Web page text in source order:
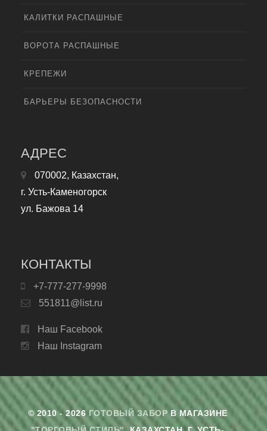
КАЛИТКИ РАСПАШНЫЕ
ВОРОТА РАСПАШНЫЕ
КРЕПЕЖИ
БАРЬЕРЫ БЕЗОПАСНОСТИ
АДРЕС
070002, Казахстан,
г. Усть-Каменогорск
ул. Бажова 14
КОНТАКТЫ
+7-777-277-9998
551811@list.ru
Наш Facebook
Наш Instagram
© 2010 - 2026 ГОТОВЫЙ ЗАБОРВ МАГАЗИНЕ